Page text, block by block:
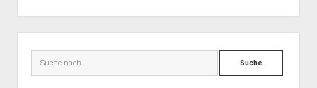
Suche